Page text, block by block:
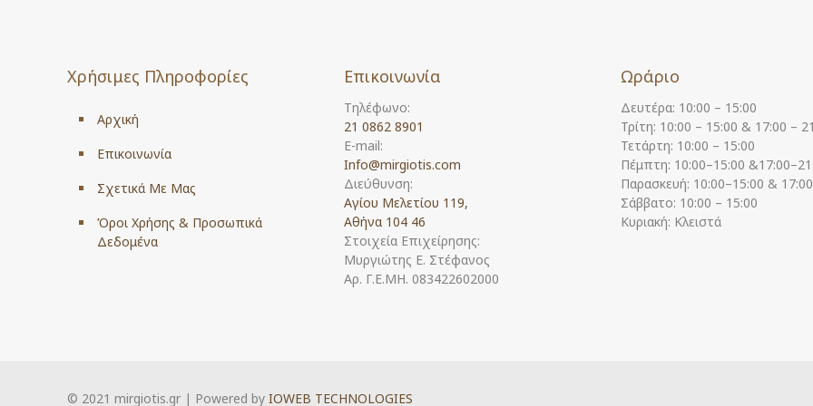
Χρήσιμες Πληροφορίες
Αρχική
Επικοινωνία
Σχετικά Με Μας
Όροι Χρήσης & Προσωπικά
Δεδομένα
Επικοινωνία
Τηλέφωνο:
21 0862 8901
E-mail:
Info@mirgiotis.com
Διεύθυνση:
Αγίου Μελετίου 119,
Αθήνα 104 46
Στοιχεία Επιχείρησης:
Μυργιώτης Ε. Στέφανος
Αρ. Γ.Ε.ΜΗ. 083422602000
Ωράριο
Δευτέρα: 10:00 – 15:00
Τρίτη: 10:00 – 15:00 & 17:00 –
Τετάρτη: 10:00 – 15:00
Πέμπτη: 10:00–15:00
Παρασκευή: 10:00–15:00 &
Σάββατο: 10:00 – 15:00
Κυριακή: Κλειστά
© 2021 mirgiotis.gr | Powered by IOWEB TECHNOLOGIES